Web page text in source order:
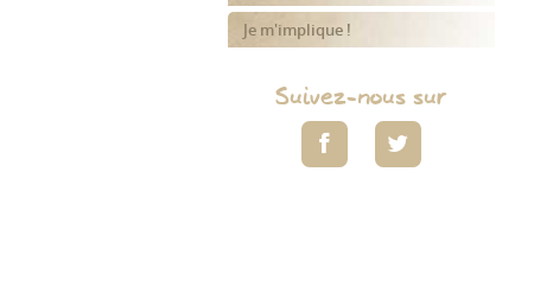
Je m'implique !
Suivez-nous sur